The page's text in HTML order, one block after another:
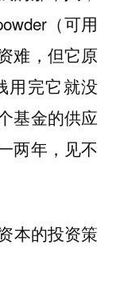
（可用
难，但它原
用完它就没
基金的供应
两年，见不
本的投资策